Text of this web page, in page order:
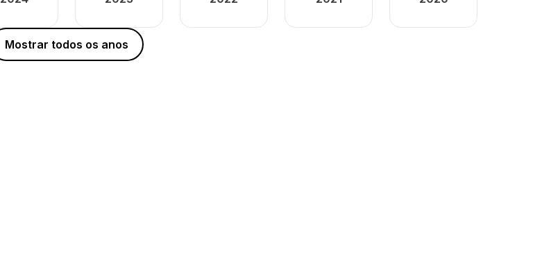
Mostrar todos os anos